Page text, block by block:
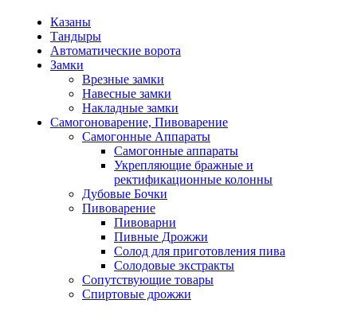
Казаны
Тандыры
Автоматические ворота
Замки
Врезные замки
Навесные замки
Накладные замки
Самогоноварение, Пивоварение
Самогонные Аппараты
Самогонные аппараты
Укрепляющие бражные и
ректификационные колонны
Дубовые Бочки
Пивоварение
Пивоварни
Пивные Дрожжи
Солод для приготовления пива
Солодовые экстракты
Сопутствующие товары
Спиртовые дрожжи